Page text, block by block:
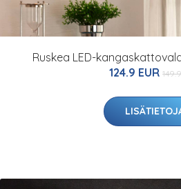
Ruskea LED-
124.9 EUR